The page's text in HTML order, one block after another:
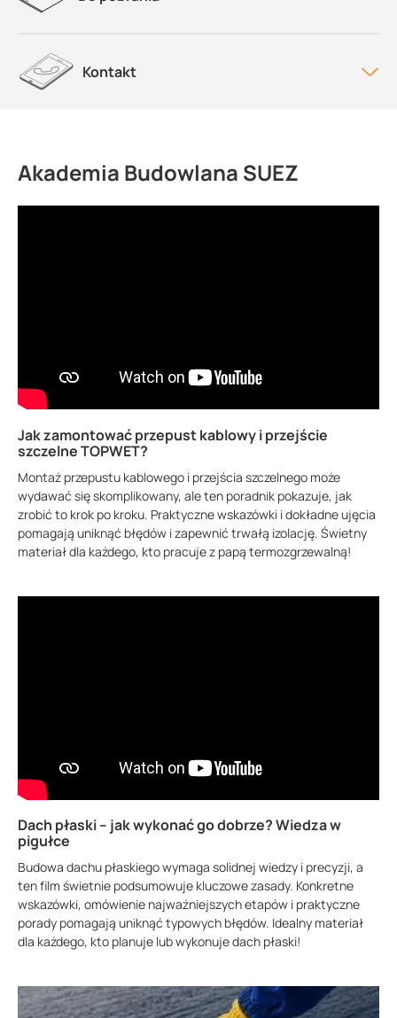
Kontakt
Akademia Budowlana SUEZ
Jak zamontować przepust kablowy i przejście
szczelne TOPWET?
Montaż przepustu kablowego i przejścia szczelnego może
wydawać się skomplikowany, ale ten poradnik pokazuje, jak
zrobić to krok po kroku. Praktyczne wskazówki i dokładne ujęcia
pomagają uniknąć błędów i zapewnić trwałą izolację. Świetny
materiał dla każdego, kto pracuje z papą termozgrzewalną!
Dach płaski – jak wykonać go dobrze? Wiedza w
pigułce
Budowa dachu płaskiego wymaga solidnej wiedzy i precyzji, a
ten film świetnie podsumowuje kluczowe zasady. Konkretne
wskazówki, omówienie najważniejszych etapów i praktyczne
porady pomagają uniknąć typowych błędów. Idealny materiał
dla każdego, kto planuje lub wykonuje dach płaski!